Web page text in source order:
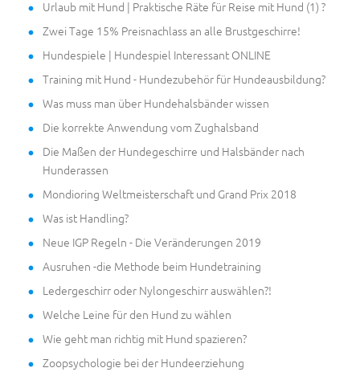
Urlaub mit Hund | Praktische Räte für Reise mit Hund (1) ?
Zwei Tage 15% Preisnachlass an alle Brustgeschirre!
Hundespiele | Hundespiel Interessant ONLINE
Training mit Hund - Hundezubehör für Hundeausbildung?
Was muss man über Hundehalsbänder wissen
Die korrekte Anwendung vom Zughalsband
Die Maßen der Hundegeschirre und Halsbänder nach
Hunderassen
Mondioring Weltmeisterschaft und Grand Prix 2018
Was ist Handling?
Neue IGP Regeln - Die Veränderungen 2019
Ausruhen -die Methode beim Hundetraining
Ledergeschirr oder Nylongeschirr auswählen?!
Welche Leine für den Hund zu wählen
Wie geht man richtig mit Hund spazieren?
Zoopsychologie bei der Hundeerziehung